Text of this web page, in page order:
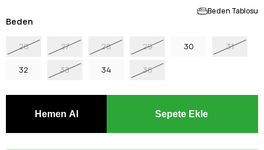
Beden Tablosu
Beden
26 27 28 29 30 31
32 33 34 35